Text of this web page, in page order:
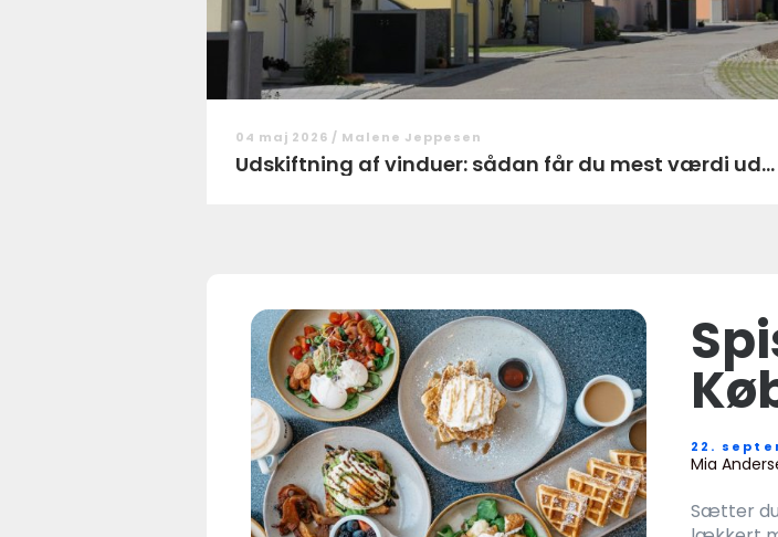
04 maj 2026 / Malene Jeppesen
Udskiftning af vinduer: sådan får du mest værdi ud...
22.
Mia
Sætter